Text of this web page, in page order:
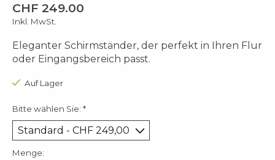
CHF 249.00
Inkl. MwSt.
Eleganter Schirmständer, der perfekt in Ihren Flur
oder Eingangsbereich passt.
Auf Lager
Bitte wählen Sie: *
Menge: